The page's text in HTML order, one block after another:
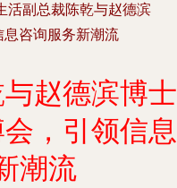
活副总裁陈乾与赵德滨
咨询服务新潮流
赵德滨博士
，引领信息
潮流